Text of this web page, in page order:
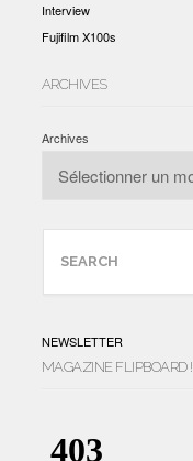
Interview
Fujifilm X100s
ARCHIVES
Archives
NEWSLETTER
MAGAZINE FLIPBOARD !